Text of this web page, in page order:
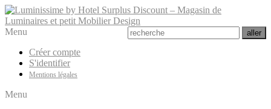
Menu
Créer compte
S'identifier
Mentions légales
Menu